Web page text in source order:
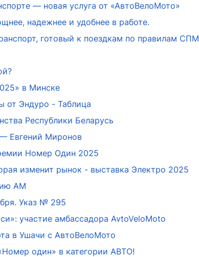
— новая услуга от «АвтоВелоМото»
надежнее и удобнее в работе.
готовый к поездкам по правилам СПМ
в Минске
от Эндуро - Таблица
Республики Беларусь
Евгений Миронов
Номер Один 2025
изменит рынок - выставка Электро 2025
АМ
Указ № 295
участие амбассадора AvtoVeloMoto
в Ушачи с АвтоВелоМото
один» в категории АВТО!